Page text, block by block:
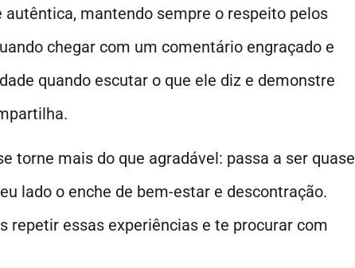
mantendo sempre o respeito pelos
chegar com um comentário engraçado e
quando escutar o que ele diz e demonstre
torne mais do que agradável: passa a ser quase
lado o enche de bem-estar e descontração.
repetir essas experiências e te procurar com